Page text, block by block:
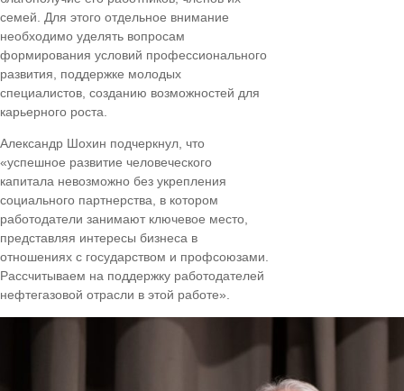
семей. Для этого отдельное внимание
необходимо уделять вопросам
формирования условий профессионального
развития, поддержке молодых
специалистов, созданию возможностей для
карьерного роста.
Александр Шохин подчеркнул, что
«успешное развитие человеческого
капитала невозможно без укрепления
социального партнерства, в котором
работодатели занимают ключевое место,
представляя интересы бизнеса в
отношениях с государством и профсоюзами.
Рассчитываем на поддержку работодателей
нефтегазовой отрасли в этой работе».